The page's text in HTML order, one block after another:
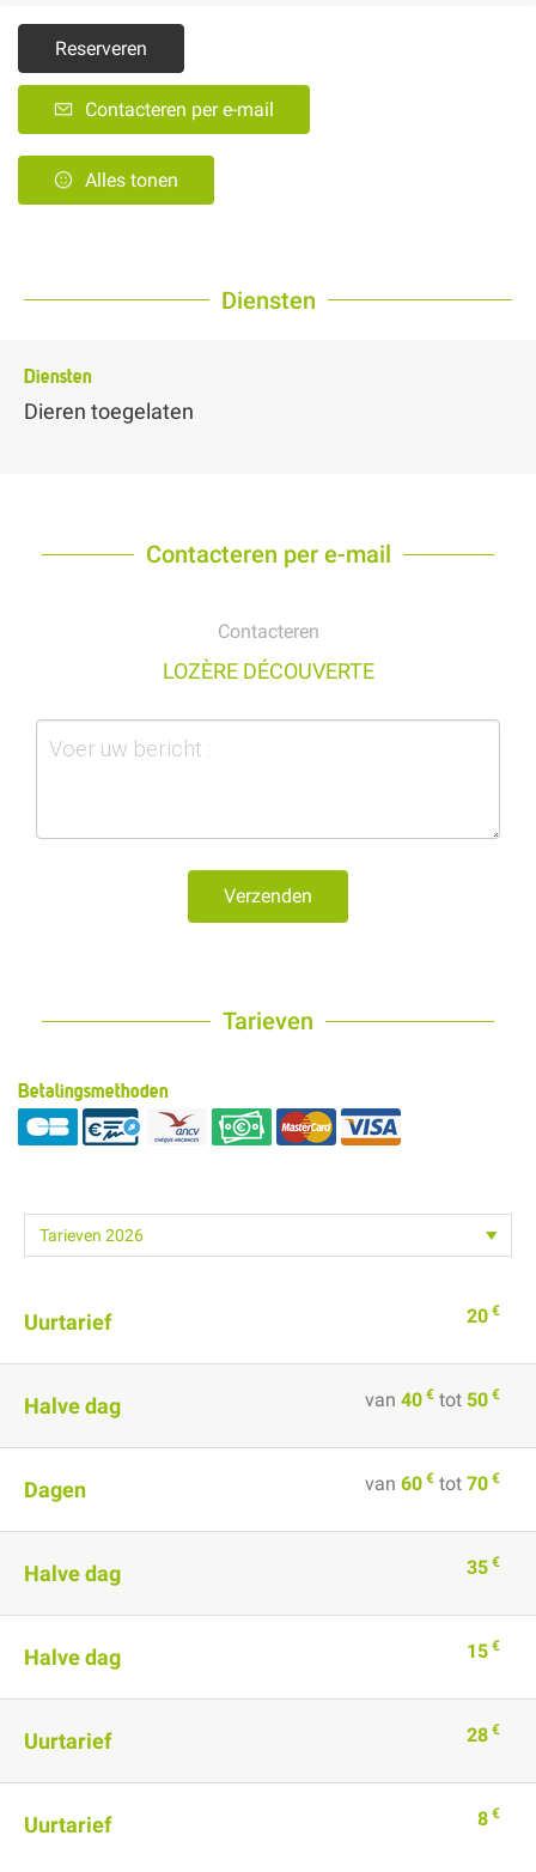
Reserveren
Contacteren per e-mail
Alles tonen
Diensten
Diensten
Dieren toegelaten
Contacteren per e-mail
Contacteren
LOZÈRE DÉCOUVERTE
Verzenden
Tarieven
Betalingsmethoden
Uurtarief 20 €
Halve dag van 40 € tot 50 €
Dagen van 60 € tot 70 €
Halve dag 35 €
Halve dag 15 €
Uurtarief 28 €
Uurtarief 8 €